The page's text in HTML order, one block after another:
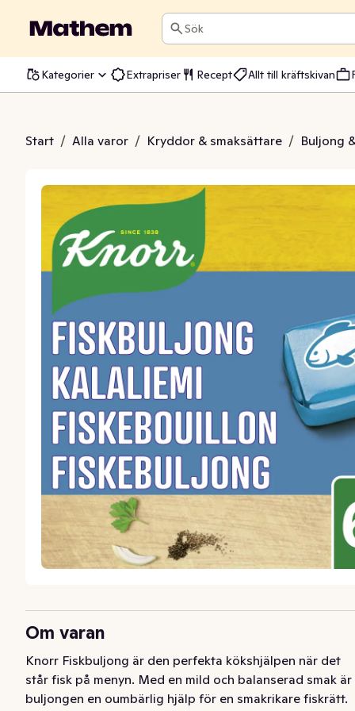
Sök
Kategorier Extrapriser Recept Allt till kräftskivan
Start / Alla varor / Kryddor & smaksättare / Buljong
Om varan
Knorr Fiskbuljong är den perfekta kökshjälpen när det
står fisk på menyn. Med en mild och balanserad smak är
buljongen en oumbärlig hjälp för en smakrikare fiskrätt.